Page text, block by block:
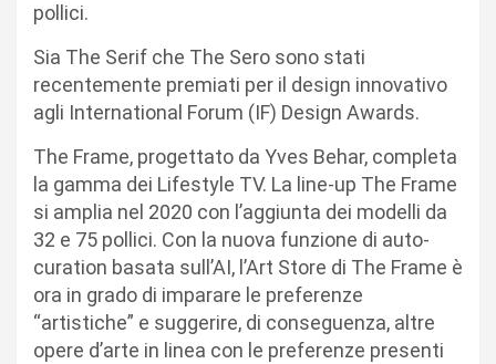
pollici.
Sia The Serif che The Sero sono stati
recentemente premiati per il design innovativo
agli International Forum (IF) Design Awards.
The Frame, progettato da Yves Behar, completa
la gamma dei Lifestyle TV. La line-up The Frame
si amplia nel 2020 con l’aggiunta dei modelli da
32 e 75 pollici. Con la nuova funzione di auto-
curation basata sull’AI, l’Art Store di The Frame è
ora in grado di imparare le preferenze
“artistiche” e suggerire, di conseguenza, altre
opere d’arte in linea con le preferenze presenti